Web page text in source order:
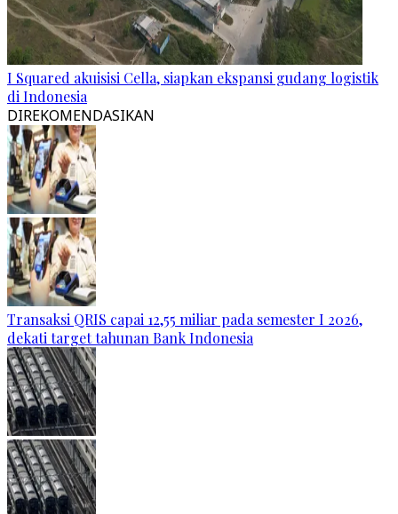
I Squared akuisisi Cella, siapkan ekspansi gudang logistik
di Indonesia
DIREKOMENDASIKAN
Transaksi QRIS capai 12,55 miliar pada semester I 2026,
dekati target tahunan Bank Indonesia